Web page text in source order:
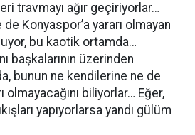
travmayı ağır geçiriyorlar…
Konyaspor’a yararı olmayan
bu kaotik ortamda…
başkalarının üzerinden
bunun ne kendilerine ne de
olmayacağını biliyorlar… Eğer,
yapıyorlarsa yandı gülüm